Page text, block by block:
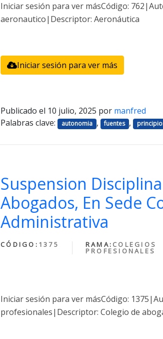
Iniciar sesión para ver másCódigo:
aeronautico|Descriptor: Aeronáutica
Iniciar sesión para ver más
Publicado el 10 julio, 2025 por manfred
Palabras clave:
autonomia , fuentes ,
Suspension
Abogados, En Sede
Administrativa
CÓDIGO: 1375 RAMA: COLEGIOS
PROFESIONALES
Iniciar sesión para ver másCódigo:
profesionales|Descriptor: Colegio de